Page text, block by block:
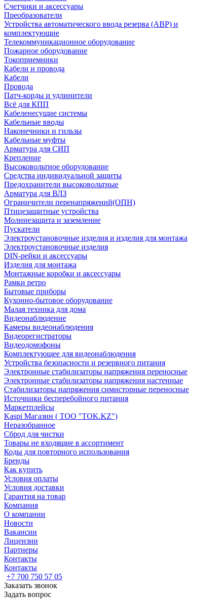
Счетчики и аксессуары
Преобразователи
Устройства автоматического ввода резерва (АВР) и
комплектующие
Телекоммуникационное оборудование
Пожарное оборудование
Токоприемники
Кабели и провода
Кабели
Провода
Патч-корды и удлинители
Всё для КПП
Кабеленесущие системы
Кабельные вводы
Наконечники и гильзы
Кабельные муфты
Арматура для СИП
Крепление
Высоковольтное оборудование
Средства индивидуальной защиты
Предохранители высоковольтные
Арматура для ВЛЗ
Ограничители перенапряжений(ОПН)
Птицезащитные устройства
Молниезащита и заземление
Пускатели
Электроустановочные изделия и изделия для монтажа
Электроустановочные изделия
DIN-рейки и аксессуары
Изделия для монтажа
Монтажные коробки и аксессуары
Рамки ретро
Бытовые приборы
Кухонно-бытовое оборудование
Малая техника для дома
Видеонаблюдение
Камеры видеонаблюдения
Видеорегистраторы
Видеодомофоны
Комплектующее для видеонаблюдения
Устройства безопасности и резервного питания
Электронные стабилизаторы напряжения переносные
Электронные стабилизаторы напряжения настенные
Стабилизаторы напряжения симисторные переносные
Источники бесперебойного питания
Маркетплейсы
Kaspi Магазин ( ТОО "TOK.KZ")
Неразобранное
Сброд для чистки
Товары не входящие в ассортимент
Коды для повторного использования
Бренды
Как купить
Условия оплаты
Условия доставки
Гарантия на товар
Компания
О компании
Новости
Вакансии
Лицензии
Партнеры
Контакты
Контакты
+7 700 750 57 05
Заказать звонок
Задать вопрос